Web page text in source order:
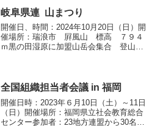
出されました。新役...
岐阜県連 山まつり
開催日、時間：2024年10月20日（日）開
催場所：瑞浪市 屛風山 標高 ７９４
ｍ黒の田湿原に加盟山岳会集合 登山道
ングクラブ...
全国組織担当者会議 in 福岡
開催日時：2023年６月10日（土）～11日
（日）開催場所：福岡県立社会教育総合
センター参加者：23地方連盟から30名参